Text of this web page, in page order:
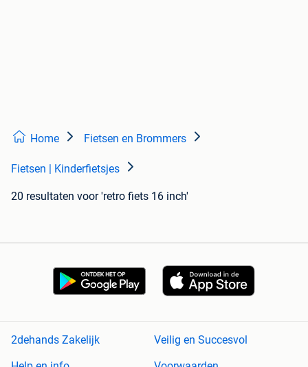
Home Fietsen en Brommers
Fietsen | Kinderfietsjes
20 resultaten voor 'retro fiets 16 inch'
2dehands Zakelijk
Veilig en Succesvol